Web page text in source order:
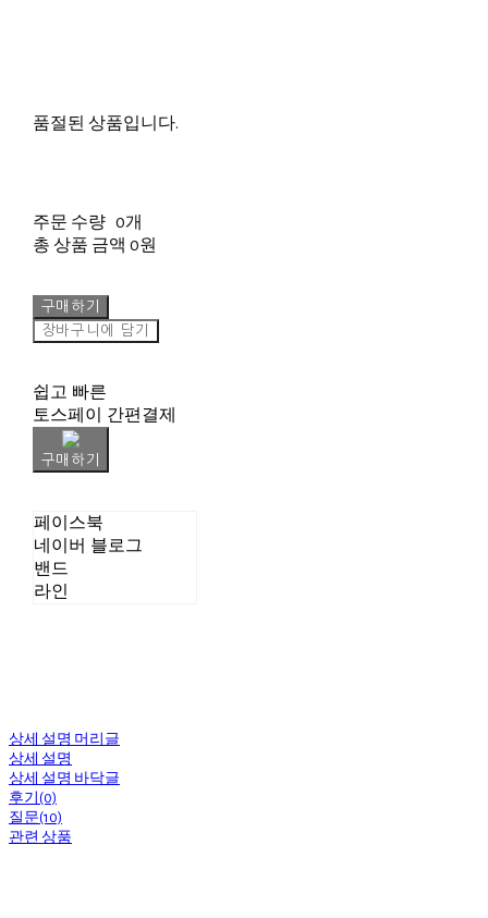
품절된 상품입니다.
주문 수량 0개
총 상품 금액 0원
구매하기
장바구니에 담기
쉽고 빠른
토스페이 간편결제
구매하기
페이스북
네이버 블로그
밴드
라인
상세 설명 머리글
상세 설명
상세 설명 바닥글
후기(0)
질문(10)
관련 상품